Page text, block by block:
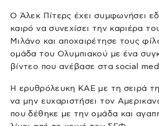
Ο Άλεκ Πίτερς έχει συμφωνήσει
καιρό να συνεχίσει την καριέρα
Μιλάνο και αποχαιρέτησε τους
ομάδα του Ολυμπιακού με ένα
βίντεο που ανέβασε στα social
Η ερυθρόλευκη ΚΑΕ με τη σειρά
να μην ευχαριστήσει τον
που δέθηκε με την ομάδα και